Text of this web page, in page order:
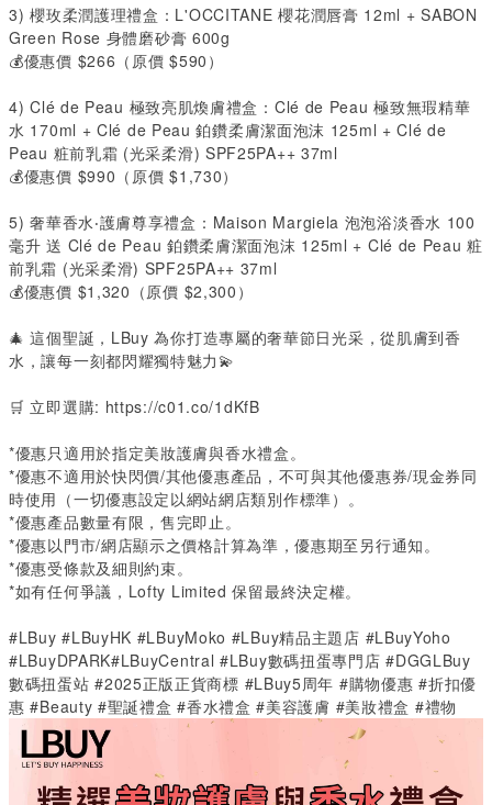
3️)櫻玫柔潤護理禮盒： L'OCCITANE櫻花潤唇膏 12ml + SABON
Green Rose 身體磨砂膏 600g
💰優惠價 $266 （原價 $590 ）
4️)Clé de Peau 極致亮肌煥膚禮盒： Clé de Peau極致無瑕精華
水 170ml + Clé de Peau鉑鑽柔膚潔面泡沫 125ml + Clé de
Peau 粧前乳霜 (光采柔滑) SPF25PA++ 37ml
💰優惠價 $990 （原價 $1,730）
5️)奢華香水‧護膚尊享禮盒： Maison Margiela 泡泡浴淡香水 100
毫升 送 Clé de Peau 鉑鑽柔膚潔面泡沫 125ml + Clé de Peau粧
前乳霜 (光采柔滑) SPF25PA++ 37ml
💰優惠價 $1,320 （原價 $2,300 ）
🎄 這個聖誕， LBuy為你打造專屬的奢華節日光采，從肌膚到香
水，讓每一刻都閃耀獨特魅力💫
🛒 立即選購: https://c01.co/1dKfB
*優惠只適用於指定美妝護膚與香水禮盒。
*優惠不適用於快閃價/其他優惠產品，不可與其他優惠券/現金券同
時使用（一切優惠設定以網站網店類別作標準）。
*優惠產品數量有限，售完即止。
*優惠以門市/網店顯示之價格計算為準，優惠期至另行通知。
*優惠受條款及細則約束。
*如有任何爭議， Lofty Limited保留最終決定權。
#LBuy #LBuyHK #LBuyMoko #LBuy精品主題店 #LBuyYoho
#LBuyDPARK#LBuyCentral #LBuy數碼扭蛋專門店 #DGGLBuy
數碼扭蛋站 #2025正版正貨商標 #LBuy5周年 #購物優惠 #折扣優
惠 #Beauty #聖誕禮盒 #香水禮盒 #美容護膚 #美妝禮盒 #禮物